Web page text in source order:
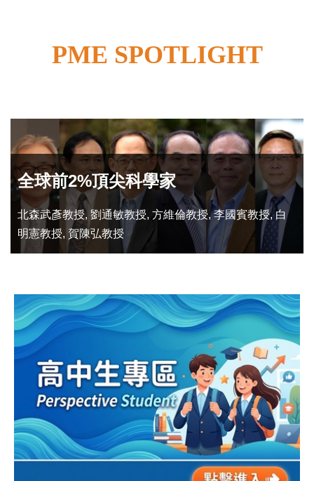
PME SPOTLIGHT
全球前2%頂尖科學家
北森武彥教授, 劉通敏教授, 方維倫教授, 李國賓教授, 白
明憲教授, 賀陳弘教授